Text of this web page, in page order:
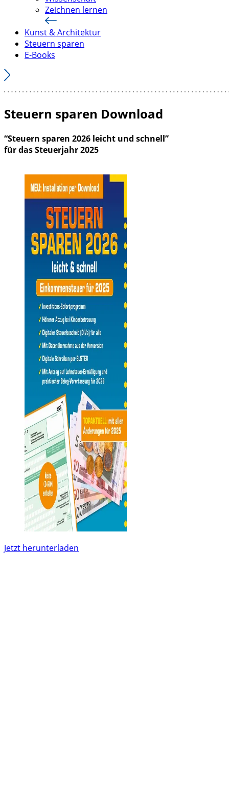
Zeichnen lernen
Kunst & Architektur
Steuern sparen
E-Books
Steuern sparen Download
“Steuern sparen 2026 leicht und schnell”
für das Steuerjahr 2025
Jetzt herunterladen